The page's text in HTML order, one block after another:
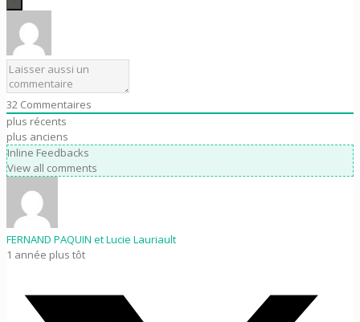
32 Commentaires
plus récents
plus anciens
Inline Feedbacks
View all comments
FERNAND PAQUIN et Lucie Lauriault
1 année plus tôt